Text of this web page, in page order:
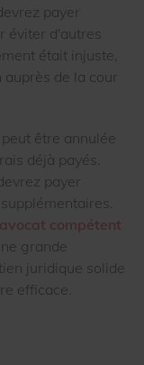
payer
éviter d'autres
était injuste,
de la cour
être annulée
déjà payés.
payer
compétent
grande
juridique solide
efficace.